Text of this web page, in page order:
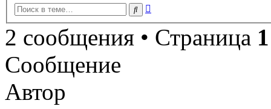
Поиск
2 сообщения • Страница 1
Сообщение
Автор